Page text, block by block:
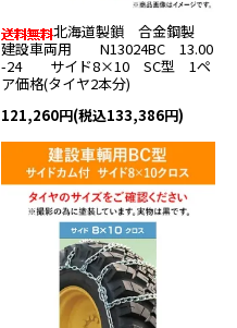
北海道製鎖 合金鋼製
建設車両用 N13024BC 13.00
-24 サイド8×10 SC型 1ペ
ア価格(タイヤ2本分)
121,260円(税込133,386円)